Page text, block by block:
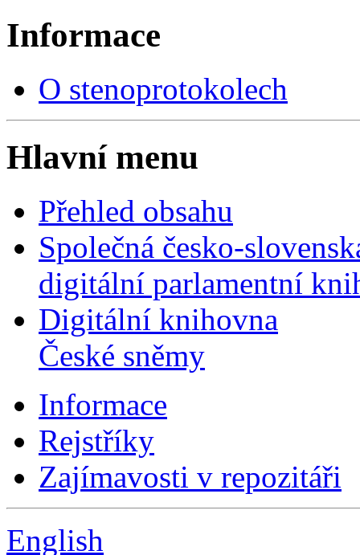
Informace
O stenoprotokolech
Hlavní menu
Přehled obsahu
Společná česko-
digitální parlamentní
Digitální knihovna
České sněmy
Informace
Rejstříky
Zajímavosti v repozitáři
English